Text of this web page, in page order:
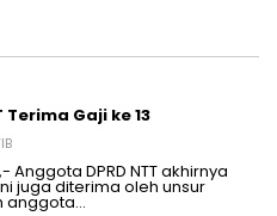
Gaji ke 13
DPRD NTT akhirnya
juga diterima oleh unsur
anggota…